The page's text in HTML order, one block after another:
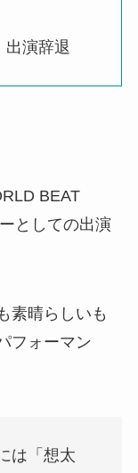
出演辞退
BEAT
としての出演
素晴らしいも
フォーマン
は「想太